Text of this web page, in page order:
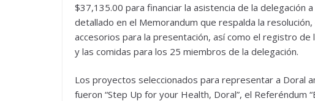
$37,135.00 para financiar la asistencia de la delegación
detallado en el Memorandum que respalda la
accesorios para la presentación, así como el registro
y las comidas para los 25 miembros de la delegación.
Los proyectos seleccionados para representar a Doral
fueron “Step Up for your Health, Doral”, el Referéndum